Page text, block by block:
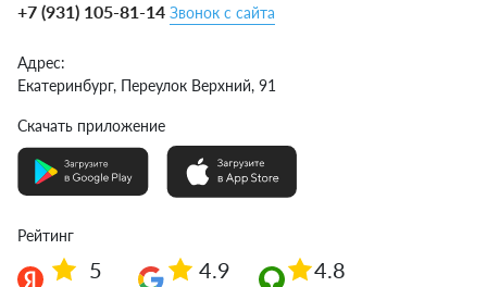
+7 (931) 105-81-14 Звонок с сайта
Адрес:
Екатеринбург, Переулок Верхний, 91
Скачать приложение
Рейтинг
5 4.9 4.8